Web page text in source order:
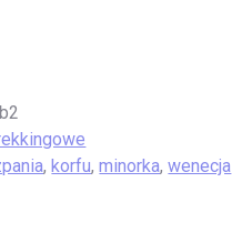
,korfu,minorka,wenecja